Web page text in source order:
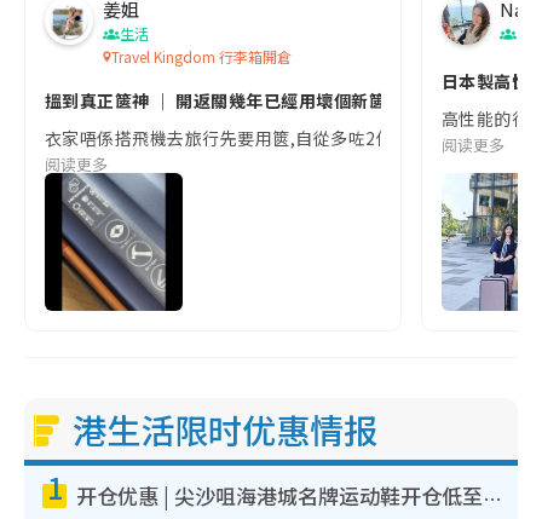
姜姐
生活
Travel Kingdom 行李箱開倉
搵到真正篋神 ｜ 開返關幾年已經用壞個新篋
衣家唔係搭飛機去旅行先要用篋,自從多咗2個仔,去轉大陸2日
阅读更多
日本製高性
高性能的行
阅读更多
港生活限时优惠情报
1 开仓优惠 | 尖沙咀海港城名牌运动鞋开仓低至1折！On鞋$899起/Joy&Peace鞋履$98起